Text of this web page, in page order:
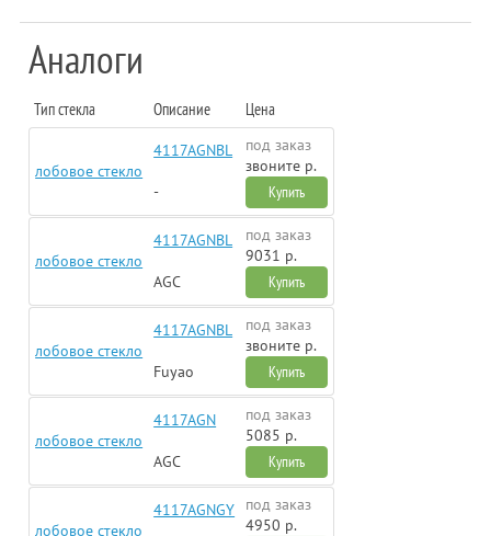
Аналоги
Тип стекла Описание Цена
лобовое стекло
4117AGNBL
-
под заказ
звоните р.
Купить
лобовое стекло
4117AGNBL
AGC
под заказ
9031 р.
Купить
лобовое стекло
4117AGNBL
Fuyao
под заказ
звоните р.
Купить
лобовое стекло
4117AGN
AGC
под заказ
5085 р.
Купить
лобовое стекло
4117AGNGY
под заказ
4950 р.